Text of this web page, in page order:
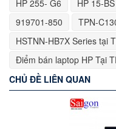
HP 255- G6
HP 15-BS
919701-850
TPN-
HSTNN-HB7X Series tại
Điểm bán laptop HP Tại
CHỦ ĐỀ LIÊN QUAN